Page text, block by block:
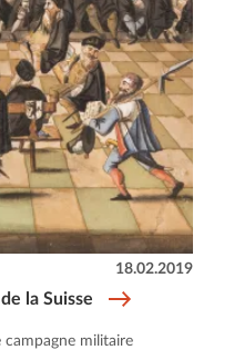
la Suisse
18.02.2019
campagne militaire